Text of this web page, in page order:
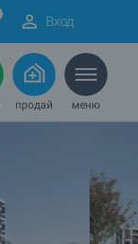
Вход
продай меню